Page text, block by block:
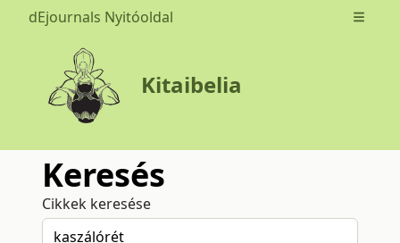
dEjournals Nyitóoldal Open
Kitaibelia
Keresés
Cikkek keresése